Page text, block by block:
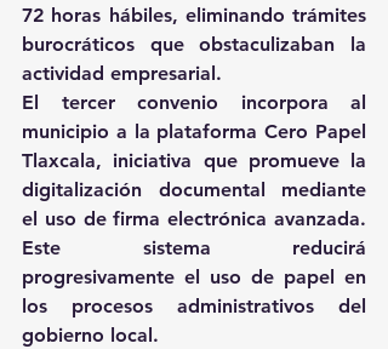
72 horas hábiles, eliminando trámites
burocráticos que obstaculizaban la
actividad empresarial.
El tercer convenio incorpora al
municipio a la plataforma Cero Papel
Tlaxcala, iniciativa que promueve la
digitalización documental mediante
el uso de firma electrónica avanzada.
Este sistema reducirá
progresivamente el uso de papel en
los procesos administrativos del
gobierno local.